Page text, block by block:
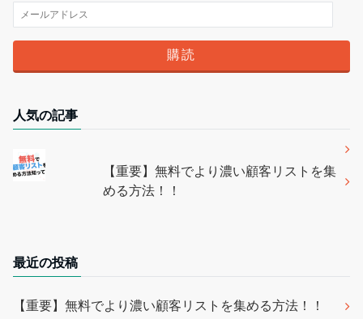
人気の記事
【重要】無料でより濃い顧客リストを集
める方法！！
最近の投稿
【重要】無料でより濃い顧客リストを集める方法！！